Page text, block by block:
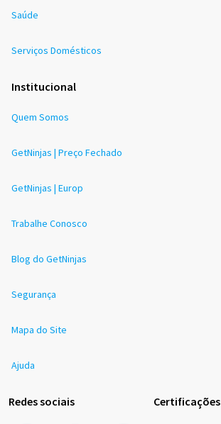
Saúde
Serviços Domésticos
Institucional
Quem Somos
GetNinjas | Preço Fechado
GetNinjas | Europ
Trabalhe Conosco
Blog do GetNinjas
Segurança
Mapa do Site
Ajuda
Redes sociais Certificações